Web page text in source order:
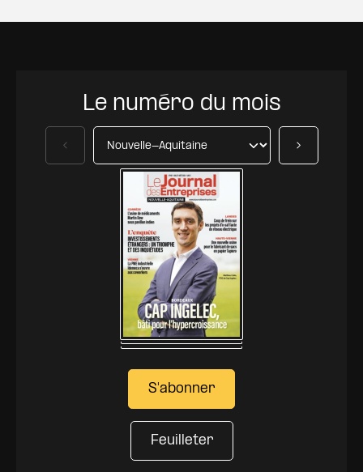
Le numéro du mois
S'abonner
Feuilleter
Précédent Suivant